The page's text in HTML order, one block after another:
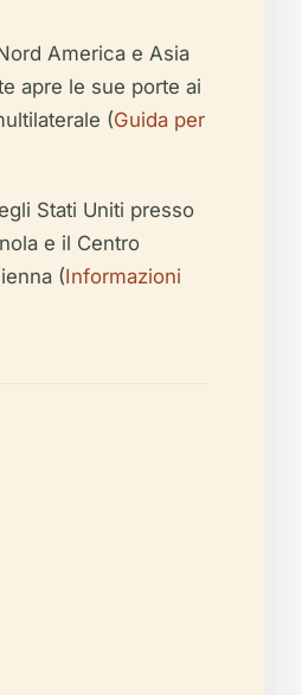
America e Asia
apre le sue porte ai
(Guida per
Stati Uniti presso
e il Centro
(Informazioni